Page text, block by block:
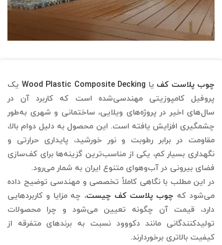
چوب پلاست کف یا Wood Plastic Composite Decking یک
پروفیل کامپوزیتی مهندسی‌شده است که کاربرد آن در
سال‌های اخیر در پروژه‌های ویلایی، ساختمانی و شهری به‌طور
چشمگیری افزایش یافته است. این محصول به دلیل دوام بالا،
مقاومت در برابر رطوبت و نور خورشید، پایداری حرارتی و
نگهداری بسیار کم، یکی از مناسب‌ترین گزینه‌ها برای کف‌سازی
فضای بیرونی در آب‌وهوای متنوع ایران به شمار می‌رود.
در این مطلب با نگاهی کاملاً تخصصی و مهندسی توضیح داده
می‌شود که چوب پلاست کف چیست، چه مزایا و کاربردهایی
دارد، قیمت آن چگونه تعیین می‌شود و چرا محصولات
تولیدکنندگانی مانند دکووود نسبت به برندهای متفرقه از
کیفیت بالاتری برخوردارند.